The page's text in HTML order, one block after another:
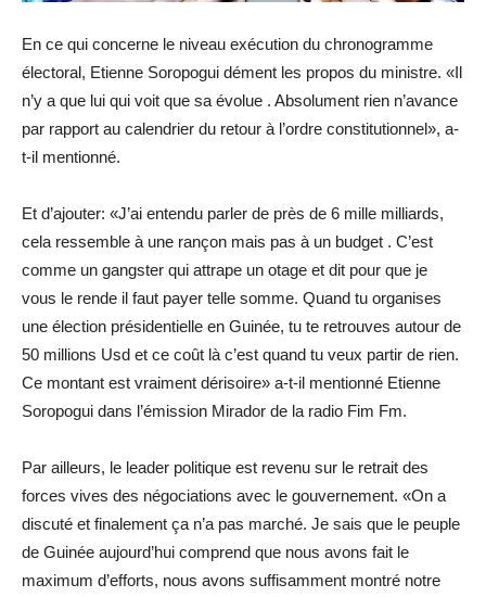
En ce qui concerne le niveau exécution du chronogramme
électoral, Etienne Soropogui dément les propos du ministre. «Il
n’y a que lui qui voit que sa évolue . Absolument rien n’avance
par rapport au calendrier du retour à l’ordre constitutionnel», a-
t-il mentionné.
Et d’ajouter: «J’ai entendu parler de près de 6 mille milliards,
cela ressemble à une rançon mais pas à un budget . C’est
comme un gangster qui attrape un otage et dit pour que je
vous le rende il faut payer telle somme. Quand tu organises
une élection présidentielle en Guinée, tu te retrouves autour de
50 millions Usd et ce coût là c’est quand tu veux partir de rien.
Ce montant est vraiment dérisoire» a-t-il mentionné Etienne
Soropogui dans l’émission Mirador de la radio Fim Fm.
Par ailleurs, le leader politique est revenu sur le retrait des
forces vives des négociations avec le gouvernement. «On a
discuté et finalement ça n’a pas marché. Je sais que le peuple
de Guinée aujourd’hui comprend que nous avons fait le
maximum d’efforts, nous avons suffisamment montré notre